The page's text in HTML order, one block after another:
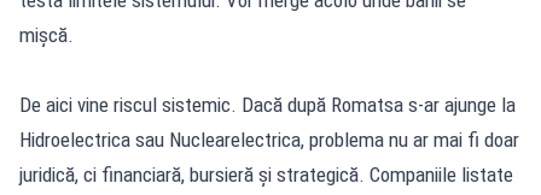
mișcă.
De aici vine riscul sistemic. Dacă după Romatsa s-ar ajunge la
Hidroelectrica sau Nuclearelectrica, problema nu ar mai fi doar
juridică, ci financiară, bursieră și strategică. Companiile listate